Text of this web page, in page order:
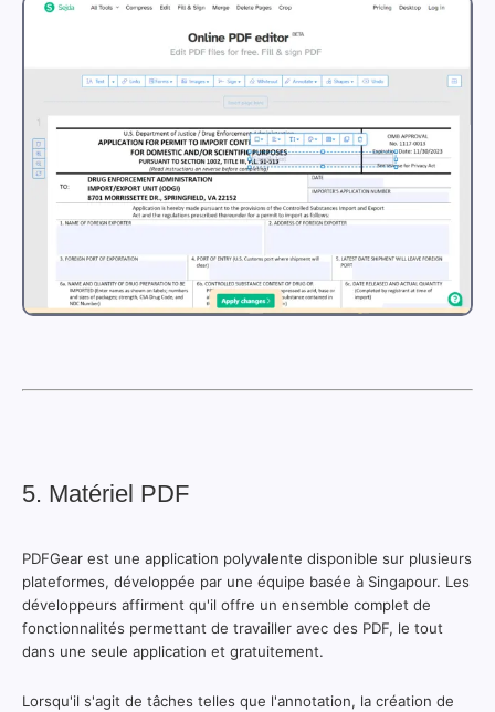
5. Matériel PDF
PDFGear est une application polyvalente disponible sur plusieurs
plateformes, développée par une équipe basée à Singapour. Les
développeurs affirment qu'il offre un ensemble complet de
fonctionnalités permettant de travailler avec des PDF, le tout
dans une seule application et gratuitement.
Lorsqu'il s'agit de tâches telles que l'annotation, la création de